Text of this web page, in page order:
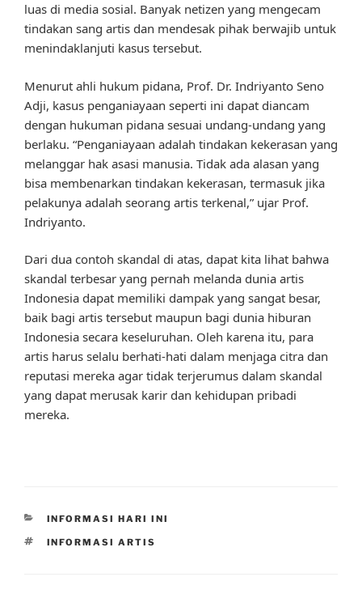
luas di media sosial. Banyak netizen yang mengecam
tindakan sang artis dan mendesak pihak berwajib untuk
menindaklanjuti kasus tersebut.
Menurut ahli hukum pidana, Prof. Dr. Indriyanto Seno
Adji, kasus penganiayaan seperti ini dapat diancam
dengan hukuman pidana sesuai undang-undang yang
berlaku. “Penganiayaan adalah tindakan kekerasan yang
melanggar hak asasi manusia. Tidak ada alasan yang
bisa membenarkan tindakan kekerasan, termasuk jika
pelakunya adalah seorang artis terkenal,” ujar Prof.
Indriyanto.
Dari dua contoh skandal di atas, dapat kita lihat bahwa
skandal terbesar yang pernah melanda dunia artis
Indonesia dapat memiliki dampak yang sangat besar,
baik bagi artis tersebut maupun bagi dunia hiburan
Indonesia secara keseluruhan. Oleh karena itu, para
artis harus selalu berhati-hati dalam menjaga citra dan
reputasi mereka agar tidak terjerumus dalam skandal
yang dapat merusak karir dan kehidupan pribadi
mereka.
CATEGORIES
INFORMASI HARI INI
TAGS
INFORMASI ARTIS